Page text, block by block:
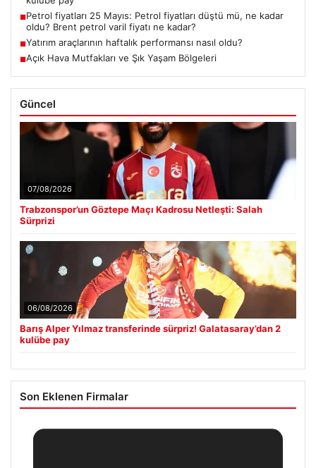
■Petrol fiyatları 25 Mayıs: Petrol fiyatları düştü mü, ne kadar
oldu? Brent petrol varil fiyatı ne kadar?
■Yatırım araçlarının haftalık performansı nasıl oldu?
■Açık Hava Mutfakları ve Şık Yaşam Bölgeleri
Güncel
07/08/2026
Trabzonspor’un Göztepe Maçı Kadrosu Netleşti: Salah
Sürprizi
06/08/2026
Barış Alper Yılmaz transferinde sürpriz! Galatasaray’dan 2
kulübe pay
Son Eklenen Firmalar